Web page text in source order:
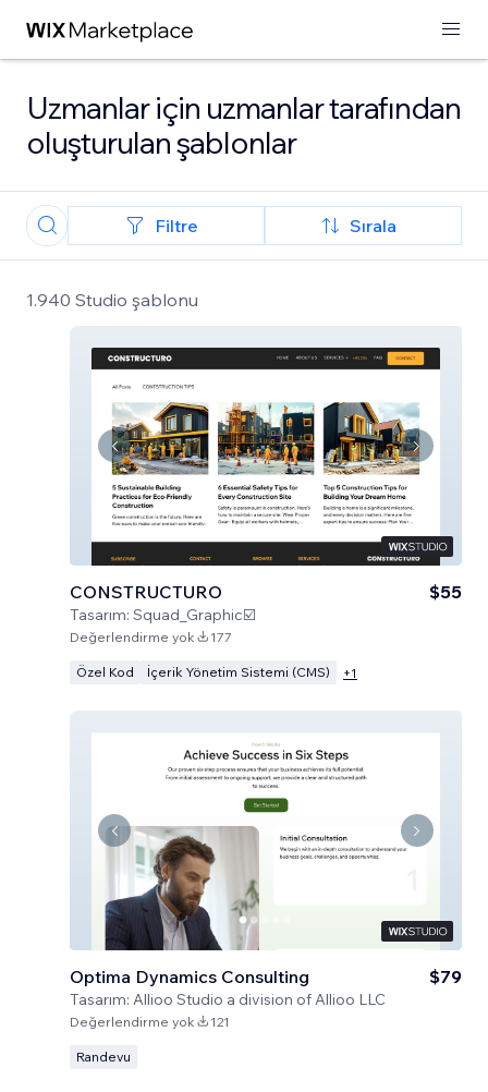
Uzmanlar için uzmanlar tarafından
oluşturulan şablonlar
Filtre Sırala
1.940 Studio şablonu
CONSTRUCTURO
Tasarım: Squad_Graphic☑️
$55
Değerlendirme yok 177
Özel Kod İçerik Yönetim Sistemi (CMS) +1
Optima Dynamics Consulting
Tasarım: Allioo Studio a division of Allioo LLC
$79
Değerlendirme yok 121
Randevu